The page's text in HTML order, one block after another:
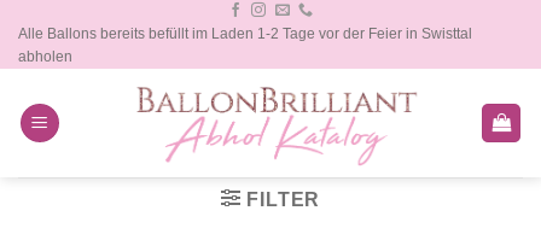
Inhalt
springen
Alle Ballons bereits befüllt im Laden 1-2 Tage vor der Feier in Swisttal
abholen
FILTER